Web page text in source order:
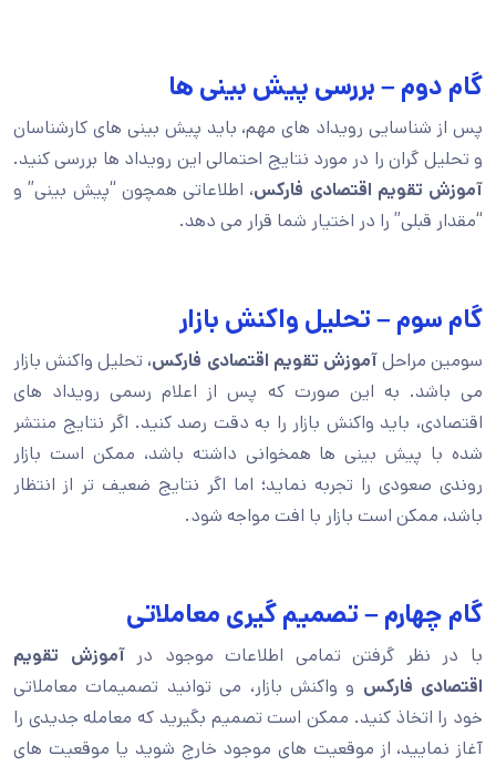
گام دوم – بررسی پیش بینی ها
پس از شناسایی رویداد های مهم، باید پیش بینی های کارشناسان
و تحلیل گران را در مورد نتایج احتمالی این رویداد ها بررسی کنید.
آموزش تقویم اقتصادی فارکس، اطلاعاتی همچون “پیش بینی” و
“مقدار قبلی” را در اختیار شما قرار می دهد.
گام سوم – تحلیل واکنش بازار
سومین مراحلآموزش تقویم اقتصادی فارکس، تحلیل واکنش بازار
می باشد. به این صورت که پس از اعلام رسمی رویداد های
اقتصادی، باید واکنش بازار را به دقت رصد کنید. اگر نتایج منتشر
شده با پیش بینی ها همخوانی داشته باشد، ممکن است بازار
روندی صعودی را تجربه نماید؛ اما اگر نتایج ضعیف تر از انتظار
باشد، ممکن است بازار با افت مواجه شود.
گام چهارم – تصمیم گیری معاملاتی
با در نظر گرفتن تمامی اطلاعات موجود درآموزش تقویم
اقتصادی فارکس و واکنش بازار، می توانید تصمیمات معاملاتی
خود را اتخاذ کنید. ممکن است تصمیم بگیرید که معامله جدیدی را
آغاز نمایید، از موقعیت های موجود خارج شوید یا موقعیت های